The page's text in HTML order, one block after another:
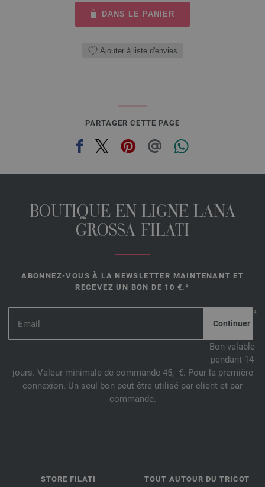
DANS LE PANIER
Ajouter à liste d'envies
PARTAGER CETTE PAGE
BOUTIQUE EN LIGNE LANA
GROSSA FILATI
ABONNEZ-VOUS À LA NEWSLETTER MAINTENANT ET
RECEVEZ UN BON DE 10 €.*
*
Bon valable
pendant 14
jours. Valeur minimale de commande 45,- €. Pour la première
connexion. Un seul bon peut être utilisé par client et par
commande.
STORE FILATI TOUT AUTOUR DU TRICOT